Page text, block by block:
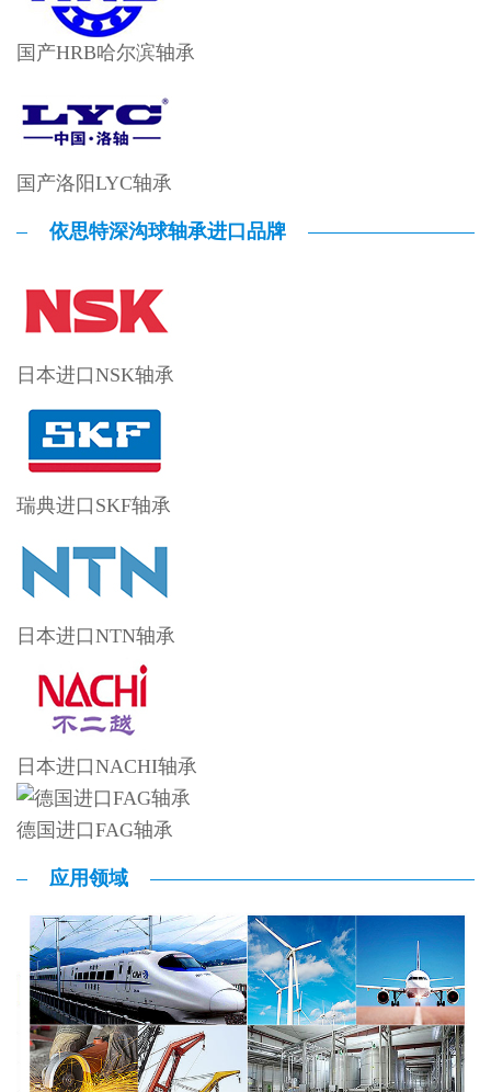
国产HRB哈尔滨轴承
国产洛阳LYC轴承
依思特深沟球轴承进口品牌
日本进口NSK轴承
瑞典进口SKF轴承
日本进口NTN轴承
日本进口NACHI轴承
德国进口FAG轴承
应用领域